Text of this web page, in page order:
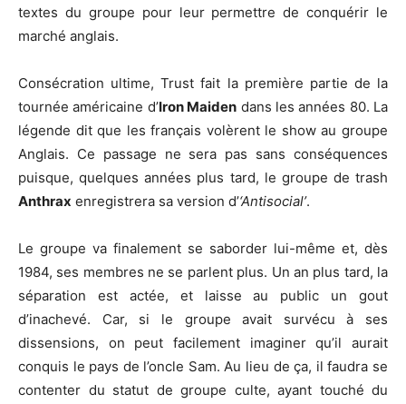
textes du groupe pour leur permettre de conquérir le
marché anglais.
Consécration ultime, Trust fait la première partie de la
tournée américaine d’Iron Maiden dans les années 80. La
légende dit que les français volèrent le show au groupe
Anglais. Ce passage ne sera pas sans conséquences
puisque, quelques années plus tard, le groupe de trash
Anthrax enregistrera sa version d’‘Antisocial’.
Le groupe va finalement se saborder lui-même et, dès
1984, ses membres ne se parlent plus. Un an plus tard, la
séparation est actée, et laisse au public un gout
d’inachevé. Car, si le groupe avait survécu à ses
dissensions, on peut facilement imaginer qu’il aurait
conquis le pays de l’oncle Sam. Au lieu de ça, il faudra se
contenter du statut de groupe culte, ayant touché du